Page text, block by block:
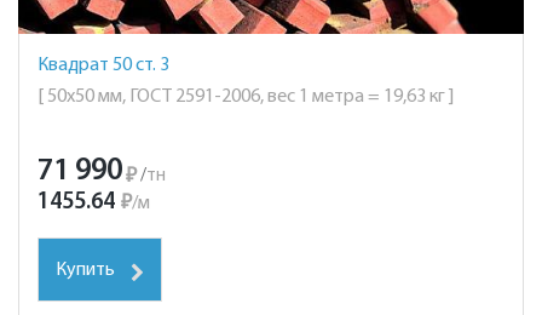
Квадрат 50 ст. 3
[ 50х50 мм, ГОСТ 2591-2006, вес 1 метра = 19,63 кг ]
71 990₽ /тн
1455.64 ₽/м
Купить